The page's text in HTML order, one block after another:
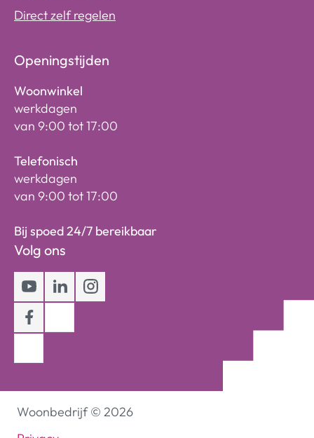
Direct zelf regelen
Openingstijden
Woonwinkel
werkdagen
van 9:00 tot 17:00
Telefonisch
werkdagen
van 9:00 tot 17:00
Bij spoed 24/7 bereikbaar
Volg ons
Youtube
LinkedInInstagram
Facebook
Woonbedrijf© 2026